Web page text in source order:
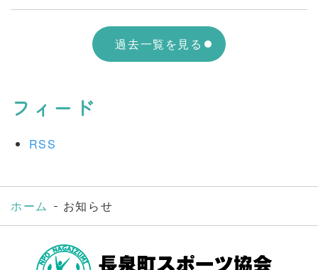
過去一覧を見る
フィード
RSS
ホーム お知らせ